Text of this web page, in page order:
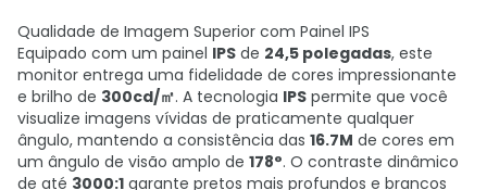
Qualidade de Imagem Superior com Painel IPS
Equipado com um painel IPS de 24,5 polegadas, este
monitor entrega uma fidelidade de cores impressionante
e brilho de 300cd/㎡. A tecnologia IPS permite que você
visualize imagens vívidas de praticamente qualquer
ângulo, mantendo a consistência das 16.7M de cores em
um ângulo de visão amplo de 178°. O contraste dinâmico
de até 3000:1 garante pretos mais profundos e brancos